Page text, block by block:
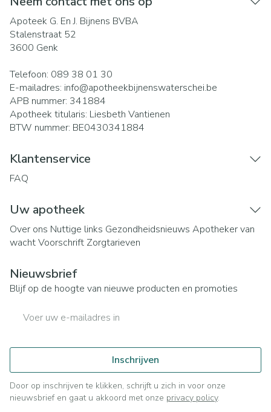
Apoteek G. En J. Bijnens BVBA
Stalenstraat 52
3600 Genk
Telefoon: 089 38 01 30
E-mailadres: info@apotheekbijnenswaterschei.be
APB nummer: 341884
Apotheek titularis: Liesbeth Vantienen
BTW nummer: BE0430341884
Klantenservice
FAQ
Uw apotheek
Over ons Nuttige links Gezondheidsnieuws Apotheker van
wachtVoorschrift Zorgtarieven
Nieuwsbrief
Blijf op de hoogte van nieuwe producten en promoties
Inschrijven
Door op inschrijven te klikken, schrijft u zich in voor onze
nieuwsbrief en gaat u akkoord met onze privacy policy.